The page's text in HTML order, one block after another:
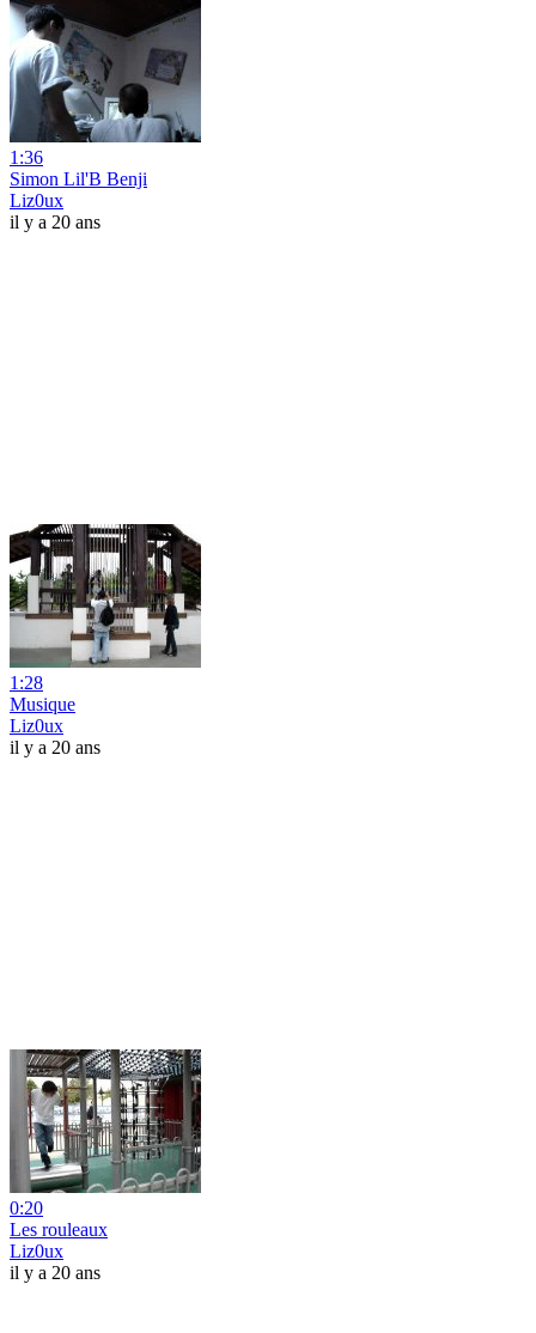
1:36
Simon Lil'B Benji
Liz0ux
il y a 20 ans
1:28
Musique
Liz0ux
il y a 20 ans
0:20
Les rouleaux
Liz0ux
il y a 20 ans